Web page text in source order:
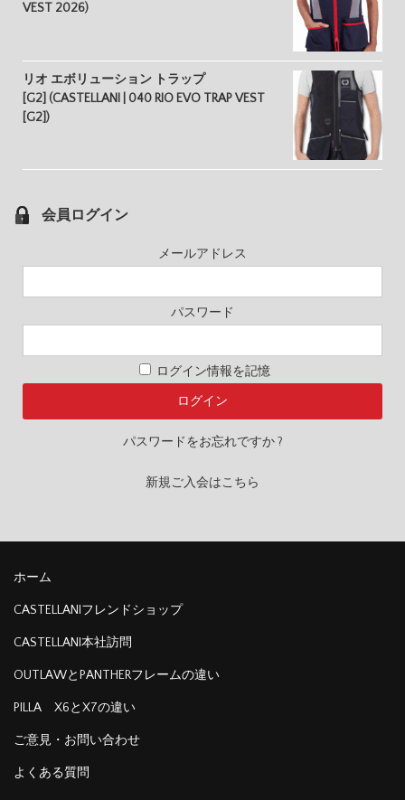
VEST 2026)
リオ エボリューション トラップ
[G2] (CASTELLANI | 040 RIO EVO TRAP VEST
[G2])
会員ログイン
メールアドレス
パスワード
ログイン情報を記憶
パスワードをお忘れですか ?
新規ご入会はこちら
ホーム
CASTELLANIフレンドショップ
CASTELLANI本社訪問
OUTLAWとPANTHERフレームの違い
PILLA X6とX7の違い
ご意見・お問い合わせ
よくある質問